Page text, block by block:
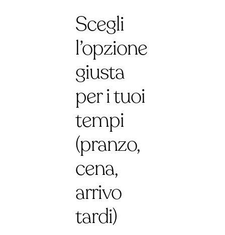
Scegli
l’opzione
giusta
per i tuoi
tempi
(pranzo,
cena,
arrivo
tardi)